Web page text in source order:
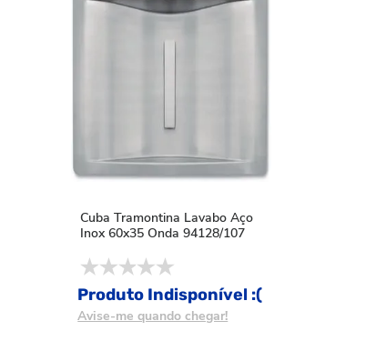
Cuba Tramontina Lavabo Aço
Inox 60x35 Onda 94128/107
Produto Indisponível :(
Avise-me quando chegar!